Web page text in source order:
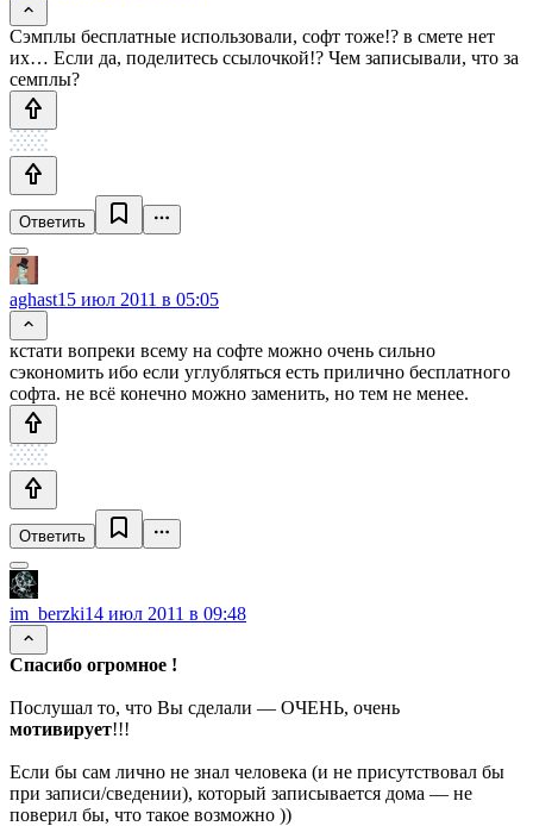
Сэмплы бесплатные использовали, софт тоже!? в смете нет
их… Если да, поделитесь ссылочкой!? Чем записывали, что за
семплы?
Ответить
aghast15 июл 2011 в 05:05
кстати вопреки всему на софте можно очень сильно
сэкономить ибо если углубляться есть прилично бесплатного
софта. не всё конечно можно заменить, но тем не менее.
Ответить
im_berzki14 июл 2011 в 09:48
Спасибо огромное !
Послушал то, что Вы сделали — ОЧЕНЬ, очень
мотивирует!!!
Если бы сам лично не знал человека (и не присутствовал бы
при записи/сведении), который записывается дома — не
поверил бы, что такое возможно ))